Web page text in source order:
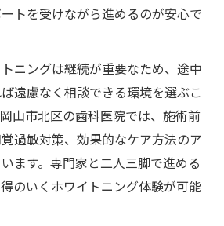
トを受けながら進めるのが安心で
ニングは継続が重要なため、途中
遠慮なく相談できる環境を選ぶこ
山市北区の歯科医院では、施術前
過敏対策、効果的なケア方法のア
ます。専門家と二人三脚で進める
のいくホワイトニング体験が可能